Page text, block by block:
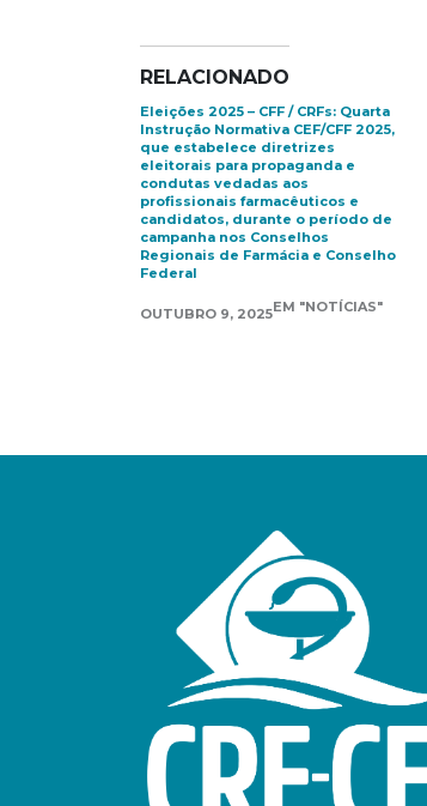
RELACIONADO
Eleições 2025 – CFF / CRFs: Quarta
Instrução Normativa CEF/CFF 2025,
que estabelece diretrizes
eleitorais para propaganda e
condutas vedadas aos
profissionais farmacêuticos e
candidatos, durante o período de
campanha nos Conselhos
Regionais de Farmácia e Conselho
Federal
OUTUBRO 9, 2025EM "NOTÍCIAS"